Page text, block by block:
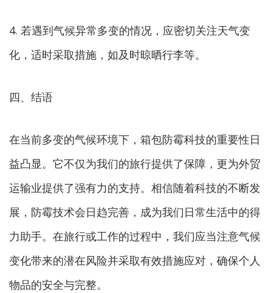
4. 若遇到气候异常多变的情况，应密切关注天气变
化，适时采取措施，如及时晾晒行李等。
四、结语
在当前多变的气候环境下，箱包防霉科技的重要性日
益凸显。它不仅为我们的旅行提供了保障，更为外贸
运输业提供了强有力的支持。相信随着科技的不断发
展，防霉技术会日趋完善，成为我们日常生活中的得
力助手。在旅行或工作的过程中，我们应当注意气候
变化带来的潜在风险并采取有效措施应对，确保个人
物品的安全与完整。